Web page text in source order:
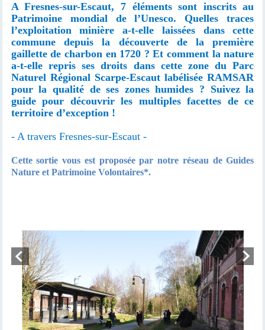
A Fresnes-sur-Escaut, 7 éléments sont inscrits au
Patrimoine mondial de l’Unesco. Quelles traces
l’exploitation minière a-t-elle laissées dans cette
commune depuis la découverte de la première
gaillette de charbon en 1720 ? Et comment la nature
a-t-elle repris ses droits dans cette zone du Parc
Naturel Régional Scarpe-Escaut labélisée RAMSAR
pour la qualité de ses zones humides ? Suivez la
guide pour découvrir les multiples facettes de ce
territoire d’exception !
- A travers Fresnes-sur-Escaut -
Cette sortie vous est proposée par notre réseau de Guides
Nature et Patrimoine Volontaires*.